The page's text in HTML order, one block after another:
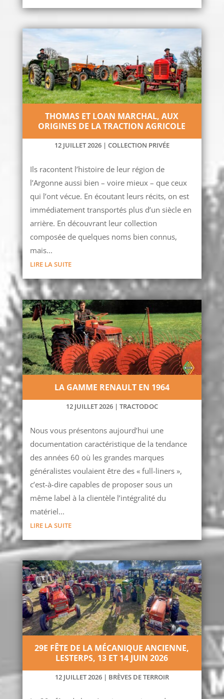
THOMAS ET LOAN MARCHAL, AUX
ORIGINES DE LA TRACTION AGRICOLE
12 JUILLET 2026| COLLECTION PRIVÉE
Ils racontent l’histoire de leur région de
l’Argonne aussi bien – voire mieux – que ceux
qui l’ont vécue. En écoutant leurs récits, on est
immédiatement transportés plus d’un siècle en
arrière. En découvrant leur collection
composée de quelques noms bien connus,
mais...
LIRE LA SUITE
LA GAMME RENAULT EN 1964
12 JUILLET 2026| TRACTODOC
Nous vous présentons aujourd’hui une
documentation caractéristique de la tendance
des années 60 où les grandes marques
généralistes voulaient être des « full-liners »,
c’est-à-dire capables de proposer sous un
même label à la clientèle l’intégralité du
matériel...
LIRE LA SUITE
29E FÊTE DE LA MÉCANIQUE ANCIENNE,
LESTERPS, 13 ET 14 JUIN 2026
12 JUILLET 2026| BRÈVES DE TERROIR